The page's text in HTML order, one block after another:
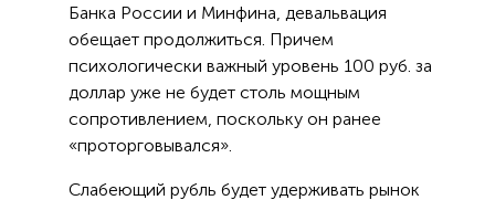
Банка России и Минфина, девальвация
обещает продолжиться. Причем
психологически важный уровень 100 руб. за
доллар уже не будет столь мощным
сопротивлением, поскольку он ранее
«проторговывался».
Слабеющий рубль будет удерживать рынок